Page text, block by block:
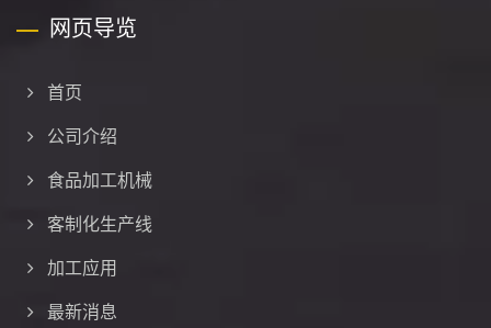
网页导览
首页
公司介绍
食品加工机械
客制化生产线
加工应用
最新消息